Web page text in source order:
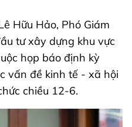
Hữu Hảo, Phó Giám
tư xây dựng khu vực
họp báo định kỳ
vấn đề kinh tế - xã hội
chiều 12-6.